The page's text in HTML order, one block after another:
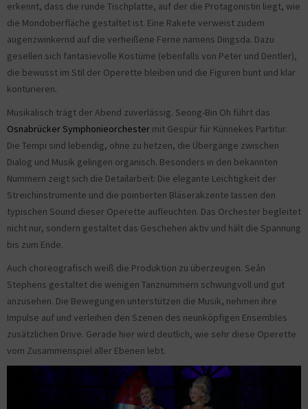
erkennt, dass die runde Tischplatte, auf der die Protagonistin liegt, wie
die Mondoberfläche gestaltet ist. Eine Rakete verweist zudem
augenzwinkernd auf die verheißene Ferne namens Dingsda. Dazu
gesellen sich fantasievolle Kostüme (ebenfalls von Peter und Dentler),
die bewusst im Stil der Operette bleiben und die Figuren bunt und klar
konturieren.
Musikalisch trägt der Abend zuverlässig. Seong-Bin Oh führt das
Osnabrücker Symphonieorchester mit Gespür für Künnekes Partitur.
Die Tempi sind lebendig, ohne zu hetzen, die Übergänge zwischen
Dialog und Musik gelingen organisch. Besonders in den bekannten
Nummern zeigt sich die Detailarbeit: Die elegante Leichtigkeit der
Streichinstrumente und die pointierten Bläserakzente lassen den
typischen Sound dieser Operette aufleuchten. Das Orchester begleitet
nicht nur, sondern gestaltet das Geschehen aktiv und hält die Spannung
bis zum Ende.
Auch choreografisch weiß die Produktion zu überzeugen. Seân
Stephens gestaltet die wenigen Tanznummern schwungvoll und gut
anzusehen. Die Bewegungen unterstützen die Musik, nehmen ihre
Impulse auf und verleihen den Szenen des neunköpfigen Ensembles
zusätzlichen Drive. Gerade hier wird deutlich, wie sehr diese Operette
vom Zusammenspiel aller Ebenen lebt.